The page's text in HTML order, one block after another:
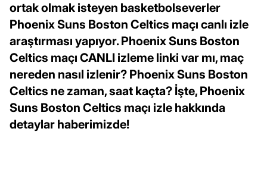
ortak olmak isteyen basketbolseverler
Phoenix Suns Boston Celtics maçı canlı izle
araştırması yapıyor. Phoenix Suns Boston
Celtics maçı CANLI izleme linki var mı, maç
nereden nasıl izlenir? Phoenix Suns Boston
Celtics ne zaman, saat kaçta? İşte, Phoenix
Suns Boston Celtics maçı izle hakkında
detaylar haberimizde!